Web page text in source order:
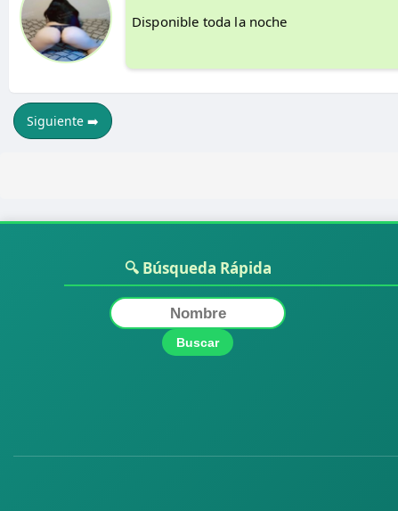
Disponible toda la noche
Siguiente ➡️
🔍 Búsqueda Rápida
Buscar